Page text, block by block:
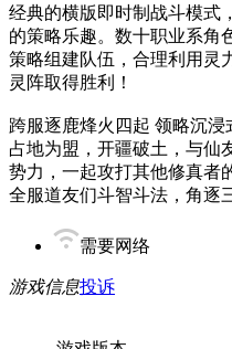
经典的横版即时制战斗模式
的策略乐趣。数十职业系角
策略组建队伍，合理利用灵
灵阵取得胜利！
跨服逐鹿烽火四起 领略沉浸
占地为盟，开疆破土，与仙
势力，一起攻打其他修真者
全服道友们斗智斗法，角逐
需要网络
游戏信息投诉